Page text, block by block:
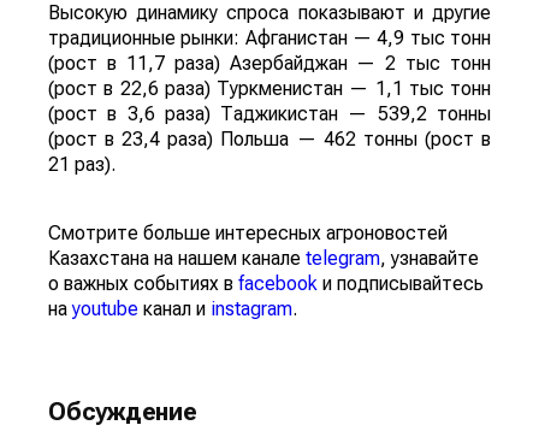
Высокую динамику спроса показывают и другие
традиционные рынки: Афганистан — 4,9 тыс тонн
(рост в 11,7 раза) Азербайджан — 2 тыс тонн
(рост в 22,6 раза) Туркменистан — 1,1 тыс тонн
(рост в 3,6 раза) Таджикистан — 539,2 тонны
(рост в 23,4 раза) Польша — 462 тонны (рост в
21 раз).
Смотрите больше интересных агроновостей
Казахстана на нашем канале telegram, узнавайте
о важных событиях в facebook и подписывайтесь
наyoutube канал и instagram.
Обсуждение